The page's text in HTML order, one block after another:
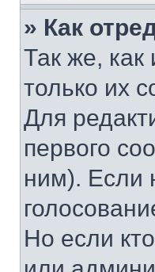
» Как
Так же, как
только их
Для
первого
ним). Если
Но если